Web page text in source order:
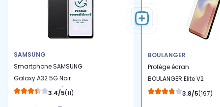
SAMSUNG
Smartphone SAMSUNG
Galaxy A32 5G Noir
128Go Excellent État -
3.4/5(11)
BOULANGER
Protège écran
BOULANGER Elite V2
smartphone3.8/5(197)